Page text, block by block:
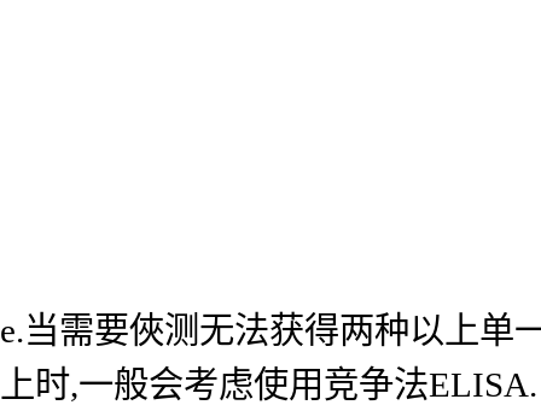
e.当需要俠测无法获得两种以上单
上时,一般会考虑使用竞争法ELISA.